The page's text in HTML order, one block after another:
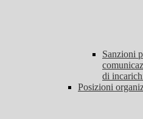
Sanzioni
di
Posizioni